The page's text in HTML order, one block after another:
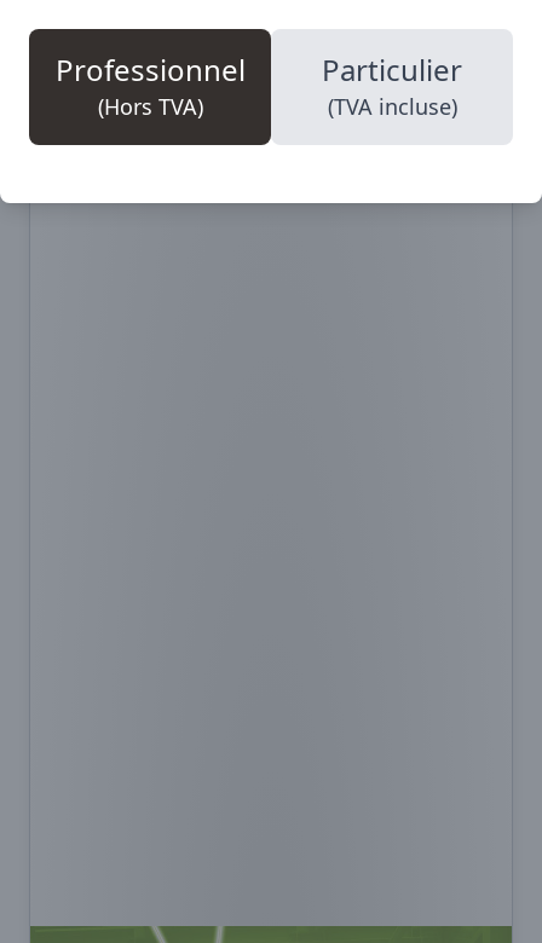
Professionnel
(Hors TVA)
Particulier
(TVA incluse)